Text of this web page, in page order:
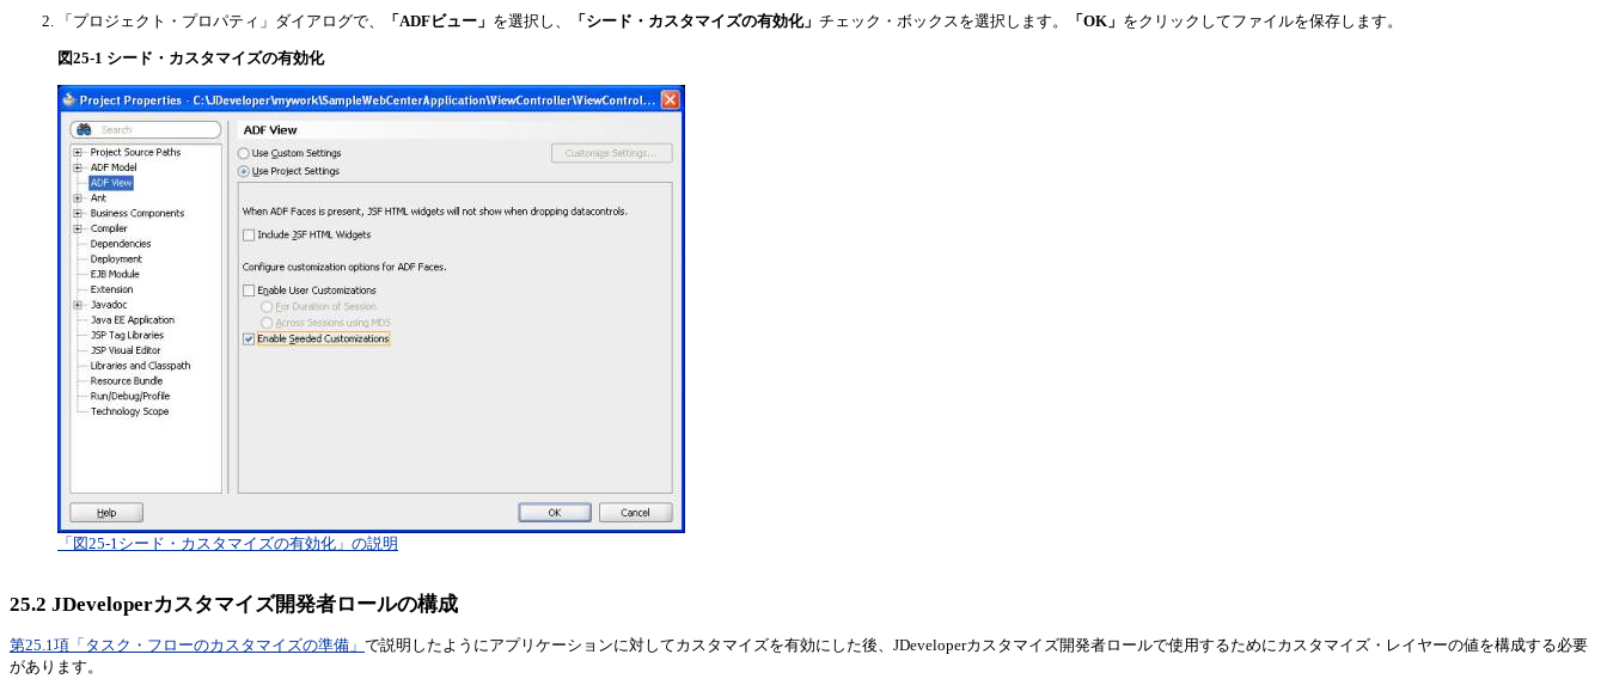
「プロジェクト・プロパティ」ダイアログで、 「ADFビュー」 を選択し、 「シード・カスタマイズの有効化」 チェック・ボックスを選択します。 「OK」 をクリックしてファイルを保存します。
図25-1 シード・カスタマイズの有効化
「図25-1シード・カスタマイズの有効化」の説明
25.2 JDeveloperカスタマイズ開発者ロールの構成
第25.1項「タスク・フローのカスタマイズの準備」 で説明したようにアプリケーションに対してカスタマイズを有効にした後、JDeveloperカスタマイズ開発者ロールで使用するためにカスタマイズ・レイヤーの値を構成する必要
があります。